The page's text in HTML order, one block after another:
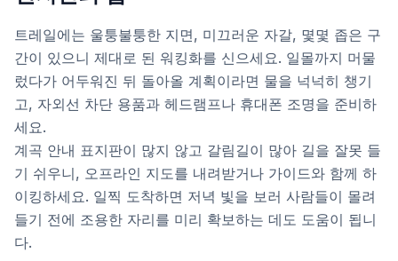
트레일에는 울퉁불퉁한 지면, 미끄러운 자갈, 몇몇 좁은 구
간이 있으니 제대로 된 워킹화를 신으세요. 일몰까지 머물
렀다가 어두워진 뒤 돌아올 계획이라면 물을 넉넉히 챙기
고, 자외선 차단 용품과 헤드램프나 휴대폰 조명을 준비하
세요.
계곡 안내 표지판이 많지 않고 갈림길이 많아 길을 잘못 들
기 쉬우니, 오프라인 지도를 내려받거나 가이드와 함께 하
이킹하세요. 일찍 도착하면 저녁 빛을 보러 사람들이 몰려
들기 전에 조용한 자리를 미리 확보하는 데도 도움이 됩니
다.